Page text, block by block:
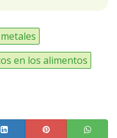
metales
en los alimentos